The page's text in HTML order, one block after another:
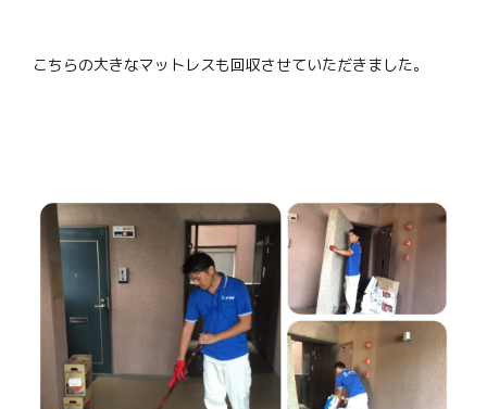
こちらの大きなマットレスも回収させていただきました。